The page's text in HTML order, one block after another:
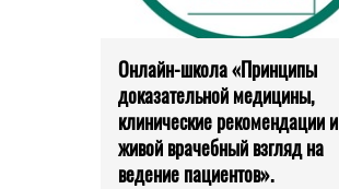
Онлайн-школа «Принципы
доказательной медицины,
клинические рекомендации и
живой врачебный взгляд на
ведение пациентов».